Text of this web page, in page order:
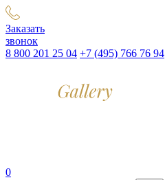
Заказать
звонок
8 800 201 25 04 +7 (495) 766 76 94
0